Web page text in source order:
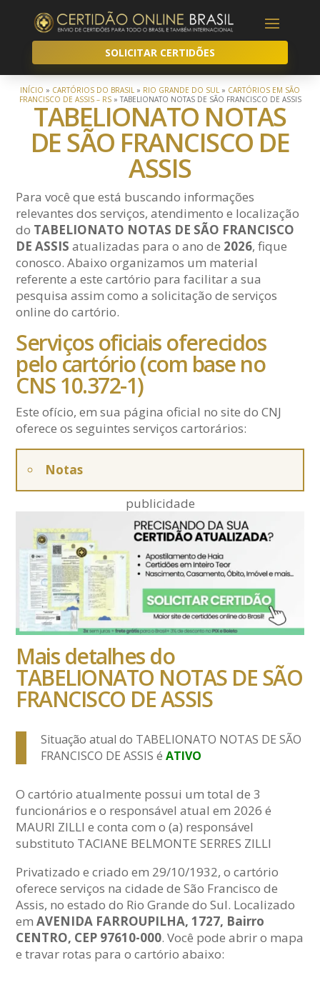
SOLICITAR CERTIDÕES
INÍCIO » CARTÓRIOS DO BRASIL » RIO GRANDE DO SUL » CARTÓRIOS EM SÃO
FRANCISCO DE ASSIS – RS» TABELIONATO NOTAS DE SÃO FRANCISCO DE ASSIS
TABELIONATO NOTAS
DE SÃO FRANCISCO DE
ASSIS
Para você que está buscando informações
relevantes dos serviços, atendimento e localização
do TABELIONATO NOTAS DE SÃO FRANCISCO
DE ASSIS atualizadas para o ano de 2026, fique
conosco. Abaixo organizamos um material
referente a este cartório para facilitar a sua
pesquisa assim como a solicitação de serviços
online do cartório.
Serviços oficiais oferecidos
pelo cartório (com base no
CNS 10.372-1)
Este ofício, em sua página oficial no site do CNJ
oferece os seguintes serviços cartorários:
Notas
publicidade
Mais detalhes do
TABELIONATO NOTAS DE SÃO
FRANCISCO DE ASSIS
Situação atual do TABELIONATO NOTAS DE SÃO
FRANCISCO DE ASSIS éATIVO
O cartório atualmente possui um total de 3
funcionários e o responsável atual em 2026 é
MAURI ZILLI e conta com o (a) responsável
substituto TACIANE BELMONTE SERRES ZILLI
Privatizado e criado em 29/10/1932, o cartório
oferece serviços na cidade de São Francisco de
Assis, no estado do Rio Grande do Sul. Localizado
emAVENIDA FARROUPILHA, 1727, Bairro
CENTRO, CEP 97610-000. Você pode abrir o mapa
e travar rotas para o cartório abaixo: